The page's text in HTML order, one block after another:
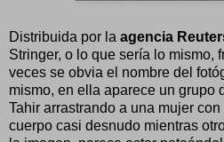
Distribuida por la agencia
Stringer, o lo que sería lo mismo,
veces se obvia el nombre del
mismo, en ella aparece un grupo
Tahir arrastrando a una mujer
cuerpo casi desnudo mientras